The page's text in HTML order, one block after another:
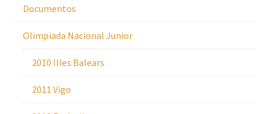
Documentos
Olimpiada Nacional Junior
2010 Illes Balears
2011 Vigo